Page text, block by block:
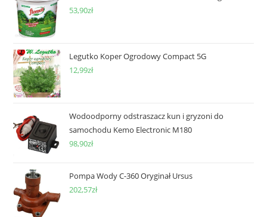
53,90zł
Legutko Koper Ogrodowy Compact 5G
12,99zł
Wodoodporny odstraszacz kun i gryzoni do
samochodu Kemo Electronic M180
98,90zł
Pompa Wody C-360 Oryginał Ursus
202,57zł